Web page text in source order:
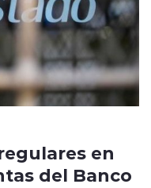
en
del Banco